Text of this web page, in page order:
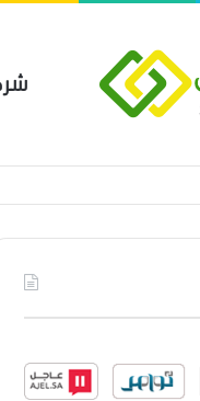
العام من شركة